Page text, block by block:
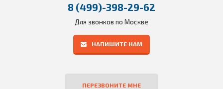
8 (499)-398-29-62
Для звонков по Москве
НАПИШИТЕ НАМ
ПЕРЕЗВОНИТЕ МНЕ